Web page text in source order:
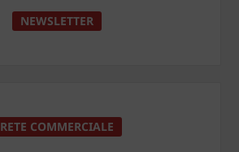
NEWSLETTER
RETE COMMERCIALE